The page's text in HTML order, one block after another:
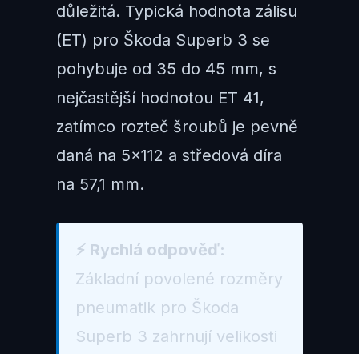
důležitá. Typická hodnota zálisu
(ET) pro Škoda Superb 3 se
pohybuje od 35 do 45 mm, s
nejčastější hodnotou ET 41,
zatímco rozteč šroubů je pevně
daná na 5×112 a středová díra
na 57,1 mm.
⚡ Rychlá odpověď:
Základní povolené rozměry
pneumatik pro Škoda
Superb 3 zahrnují velikosti